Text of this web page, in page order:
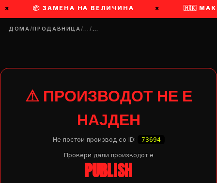
× 📦 ЗАМЕНА НА ВЕЛИЧИНА × 🇲🇰
ДОМА/ПРОДАВНИЦА/…/…
⚠ ПРОИЗВОДОТ НЕ Е
НАЈДЕН
Не постои производ со ID: 73694
Провери дали производот e
PUBLISH